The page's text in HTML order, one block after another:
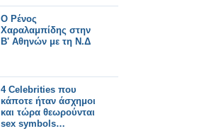
Ο Ρένος
Χαραλαμπίδης στην
Β' Αθηνών με τη Ν.Δ
4 Celebrities που
κάποτε ήταν άσχημοι
και τώρα θεωρούνται
sex symbols…